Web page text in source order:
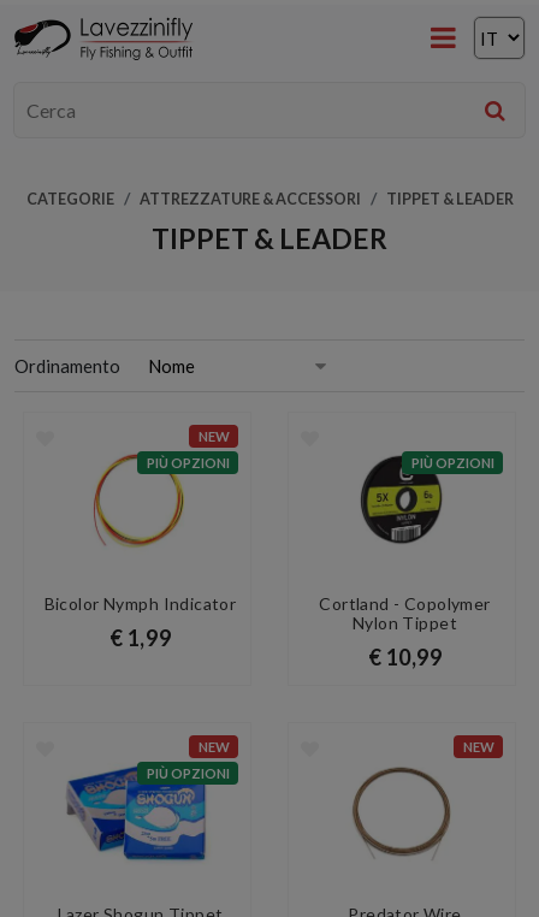
CATEGORIE ATTREZZATURE & ACCESSORI TIPPET & LEADER
TIPPET & LEADER
Ordinamento
NEW
PIÙ OPZIONI
Bicolor Nymph Indicator
€ 1,99
PIÙ OPZIONI
Cortland - Copolymer
Nylon Tippet
€ 10,99
NEW
PIÙ OPZIONI
NEW